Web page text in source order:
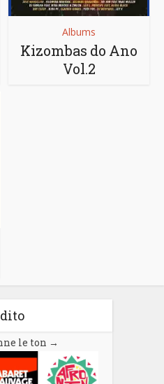
Albums
Kizombas do Ano
Vol.2
le ton →